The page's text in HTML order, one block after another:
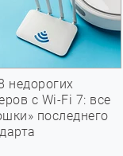
недорогих
с Wi-Fi 7: все
последнего